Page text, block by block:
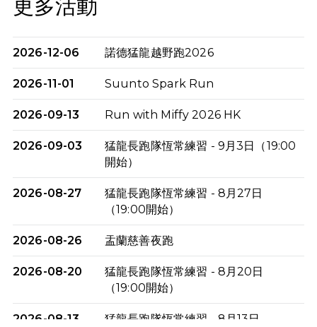
更多活動
2026-12-06 諾德猛龍越野跑2026
2026-11-01 Suunto Spark Run
2026-09-13 Run with Miffy 2026 HK
2026-09-03
猛龍長跑隊恆常練習 - 9月3日（19:00
開始）
2026-08-27
猛龍長跑隊恆常練習 - 8月27日
（19:00開始）
2026-08-26 盂蘭慈善夜跑
2026-08-20
猛龍長跑隊恆常練習 - 8月20日
（19:00開始）
2026-08-13
猛龍長跑隊恆常練習 - 8月13日